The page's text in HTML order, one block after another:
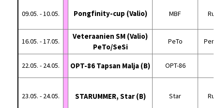
09.05. - 10.05. Pongfinity-cup (Valio) MBF
16.05. - 17.05.
Veteraanien SM (Valio)
PeTo/SeSi
PeTo
22.05. - 24.05. OPT-86 Tapsan Malja (B) OPT-86
23.05. - 24.05. STARUMMER, Star (B) Star